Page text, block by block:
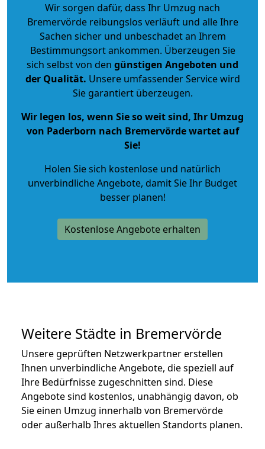
Wir sorgen dafür, dass Ihr Umzug nach
Bremervörde reibungslos verläuft und alle Ihre
Sachen sicher und unbeschadet an Ihrem
Bestimmungsort ankommen. Überzeugen Sie
sich selbst von den günstigen Angeboten und
der Qualität. Unsere umfassender Service wird
Sie garantiert überzeugen.
Wir legen los, wenn Sie so weit sind, Ihr Umzug
von Paderborn nach Bremervörde wartet auf
Sie!
Holen Sie sich kostenlose und natürlich
unverbindliche Angebote, damit Sie Ihr Budget
besser planen!
Kostenlose Angebote erhalten
Weitere Städte in Bremervörde
Unsere geprüften Netzwerkpartner erstellen
Ihnen unverbindliche Angebote, die speziell auf
Ihre Bedürfnisse zugeschnitten sind. Diese
Angebote sind kostenlos, unabhängig davon, ob
Sie einen Umzug innerhalb von Bremervörde
oder außerhalb Ihres aktuellen Standorts planen.